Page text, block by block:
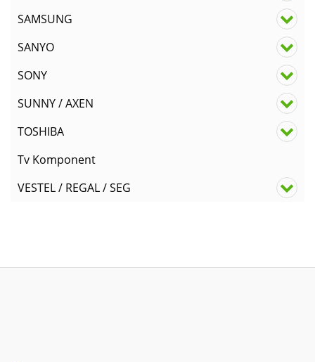
SAMSUNG
SANYO
SONY
SUNNY / AXEN
TOSHIBA
Tv Komponent
VESTEL / REGAL / SEG